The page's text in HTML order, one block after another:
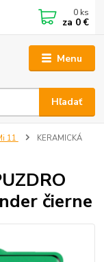
Menu
Hľadať
0 ks
za 0 €
11
KERAMICKÁ
čierne